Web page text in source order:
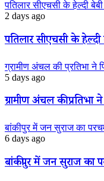
पतिलार सीएचसी के हेल्दी
2 days ago
पतिलार सीएचसी के हेल्दी
ग्रामीण अंचल की प्रतिभा ने
5 days ago
ग्रामीण अंचल की प्रतिभा
बांकीपुर में जन सुराज का
6 days ago
बांकीपुर में जन सुराज